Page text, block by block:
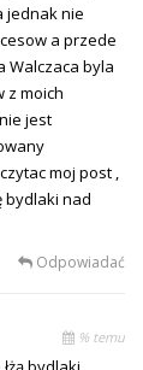
jednak nie
a przede
Walczaca byla
z moich
jest
moj post ,
bydlaki nad
Odpowiadać
% temu